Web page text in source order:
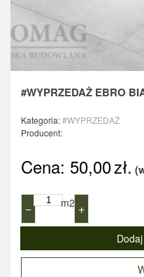
#WYPRZEDAŻ EBRO
Kategoria:#WYPRZEDAŻ
Producent:
Cena: 50,00zł.
− m2 +